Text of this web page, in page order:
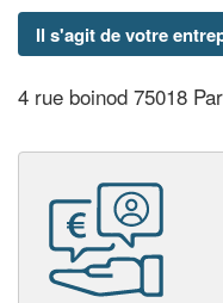
Il s'agit de votre
4 rue boinod 75018